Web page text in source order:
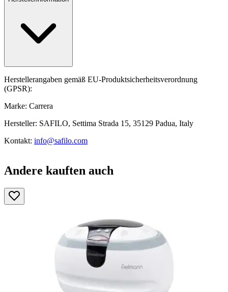
Herstellerangaben gemäß EU-Produktsicherheitsverordnung
(GPSR):
Marke: Carrera
Hersteller: SAFILO, Settima Strada 15, 35129 Padua, Italy
Kontakt: info@safilo.com
Andere kauften auch